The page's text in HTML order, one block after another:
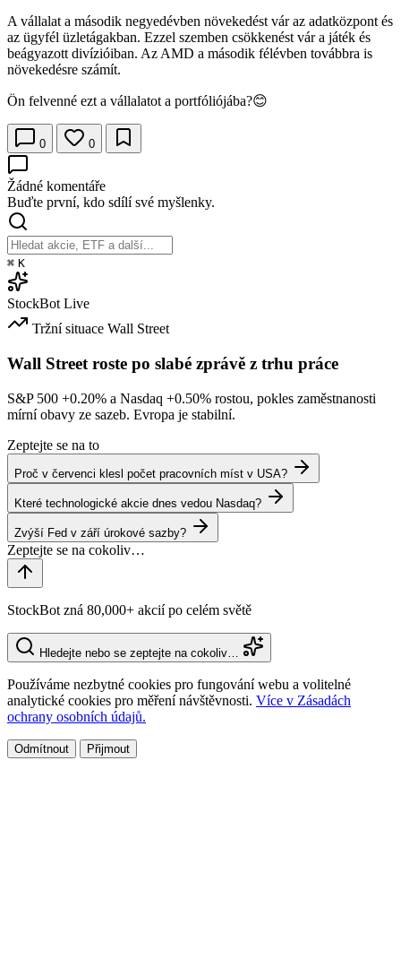
A vállalat a második negyedévben növekedést vár az adatközpont és
az ügyfél üzletágakban. Ezzel szemben csökkenést vár a játék és
beágyazott divízióiban. Az AMD a második félévben továbbra is
növekedésre számít.
Ön felvenné ezt a vállalatot a portfóliójába?😊
0 0
Žádné komentáře
Buďte první, kdo sdílí své myšlenky.
⌘ K
StockBot Live
Tržní situace Wall Street
Wall Street roste po slabé zprávě z trhu práce
S&P 500 +0.20% a Nasdaq +0.50% rostou, pokles zaměstnanosti
mírní obavy ze sazeb. Evropa je stabilní.
Zeptejte se na to
Proč v červenci klesl počet pracovních míst v USA?
Které technologické akcie dnes vedou Nasdaq?
Zvýší Fed v září úrokové sazby?
StockBot zná 80,000+ akcií po celém světě
Hledejte nebo se zeptejte na cokoliv…
Používáme nezbytné cookies pro fungování webu a volitelné
analytické cookies pro měření návštěvnosti. Více v Zásadách
ochrany osobních údajů.
Odmítnout Přijmout